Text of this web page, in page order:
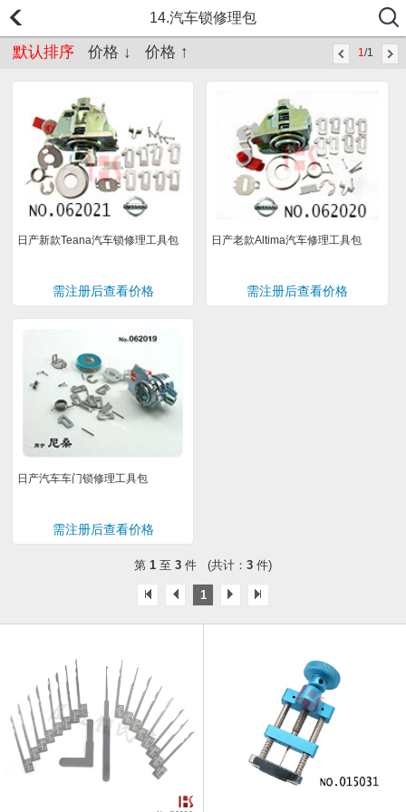
14.汽车锁修理包
默认排序 价格 ↓ 价格 ↑ 1/1
日产新款Teana汽车锁修理工具包
需注册后查看价格
日产老款Altima汽车修理工具包
需注册后查看价格
日产汽车车门锁修理工具包
需注册后查看价格
第 1 至 3 件 (共计： 3 件)
1